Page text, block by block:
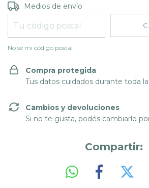
Entregas para el CP:
Medios de envío
No sé mi código postal
Compra protegida
Tus datos cuidados durante toda
Cambios y devoluciones
Si no te gusta, podés cambiarlo
Compartir: